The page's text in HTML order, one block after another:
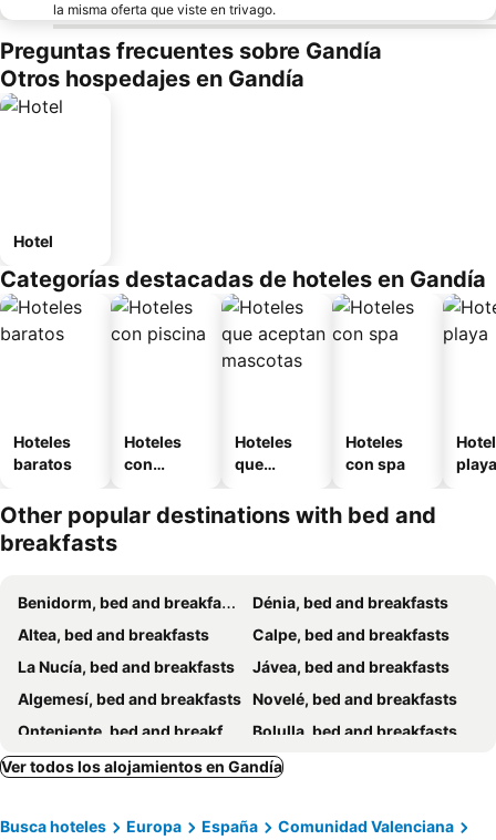
la misma oferta que viste en trivago.
Preguntas frecuentes sobre Gandía
Otros hospedajes en Gandía
Hotel
Categorías destacadas de hoteles en Gandía
Hoteles
baratos
Hoteles
con
Hoteles
que
mascotas
Hoteles
con spa
playa
Other popular destinations with bed and
breakfasts
Benidorm, bed and breakfasts
Dénia, bed and breakfasts
Altea, bed and breakfasts
Calpe, bed and breakfasts
La Nucía, bed and breakfasts
Jávea, bed and breakfasts
Algemesí, bed and breakfasts Novelé, bed and breakfasts
Onteniente, bed and breakfasts
Bolulla, bed and breakfasts
Játiva, bed and breakfasts
Finestrat, bed and breakfasts
Jalón, bed and breakfasts
Alfaz del Pi, bed and breakfasts
Ver todos los alojamientos en Gandía
Busca hoteles Europa España
Comunidad Valenciana